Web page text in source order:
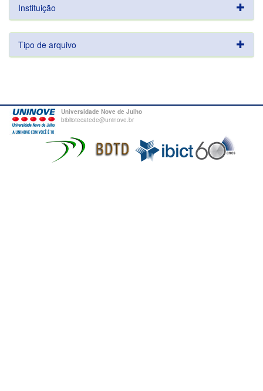
Instituição
Tipo de arquivo
Universidade Nove de Julho
bibliotecatede@uninove.br